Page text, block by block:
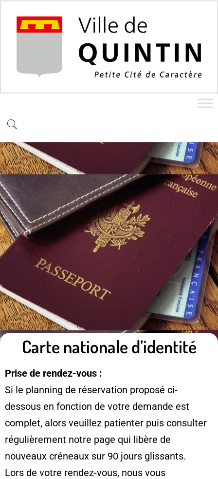
Carte nationale d’identité
Prise de rendez-vous :
Si le planning de réservation proposé ci-
dessous en fonction de votre demande est
complet, alors veuillez patienter puis consulter
régulièrement notre page qui libère de
nouveaux créneaux sur 90 jours glissants.
Lors de votre rendez-vous, nous vous